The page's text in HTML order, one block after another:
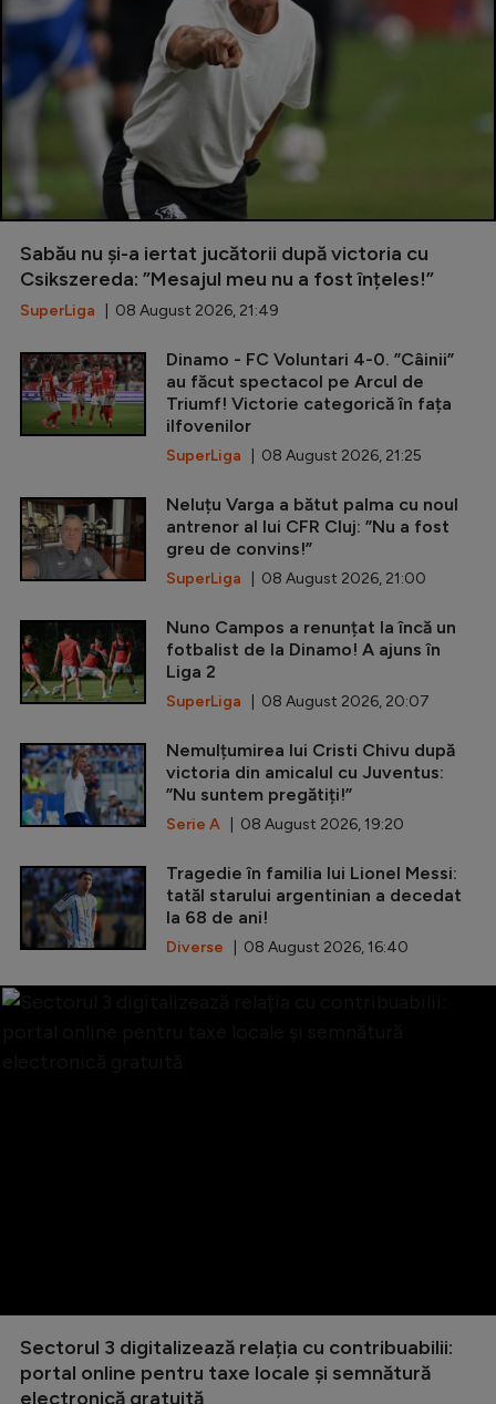
Sabău nu și-a iertat jucătorii după victoria cu
Csikszereda: ”Mesajul meu nu a fost înțeles!”
SuperLiga | 08 August 2026, 21:49
Dinamo - FC Voluntari 4-0. ”Câinii”
au făcut spectacol pe Arcul de
Triumf! Victorie categorică în fața
ilfovenilor
SuperLiga | 08 August 2026, 21:25
Neluțu Varga a bătut palma cu noul
antrenor al lui CFR Cluj: ”Nu a fost
greu de convins!”
SuperLiga | 08 August 2026, 21:00
Nuno Campos a renunțat la încă un
fotbalist de la Dinamo! A ajuns în
Liga 2
SuperLiga | 08 August 2026, 20:07
Nemulțumirea lui Cristi Chivu după
victoria din amicalul cu Juventus:
”Nu suntem pregătiți!”
Serie A | 08 August 2026, 19:20
Tragedie în familia lui Lionel Messi:
tatăl starului argentinian a decedat
la 68 de ani!
Diverse | 08 August 2026, 16:40
Sectorul 3 digitalizează relația cu contribuabilii:
portal online pentru taxe locale și semnătură
electronică gratuită